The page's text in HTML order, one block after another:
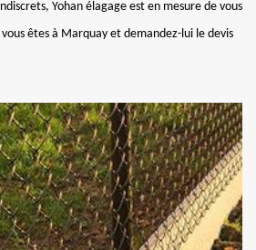
Yohan élagage est en mesure de vous
êtes à Marquay et demandez-lui le devis